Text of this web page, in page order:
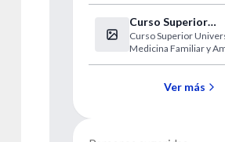
Curso Superior
Universitario de
Familiar y
Curso Superior
Medicina Familiar y
Ver más